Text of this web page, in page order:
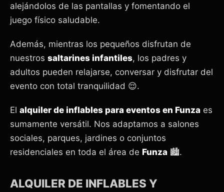
alejándolos de las pantallas y fomentando el
juego físico saludable.
Además, mientras los pequeños disfrutan de
nuestros saltarines infantiles, los padres y
adultos pueden relajarse, conversar y disfrutar del
evento con total tranquilidad 😌.
El alquiler de inflables para eventos en Funza es
sumamente versátil. Nos adaptamos a salones
sociales, parques, jardines o conjuntos
residenciales en toda el área de Funza 🏙️.
ALQUILER DE INFLABLES Y